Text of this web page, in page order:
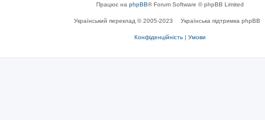
Працює на phpBB® Forum Software © phpBB Limited
Український переклад © 2005-2023 Українська підтримка phpBB
Конфіденційність | Умови